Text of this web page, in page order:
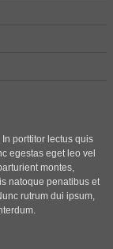
porttitor lectus quis
egestas eget leo vel
montes,
natoque penatibus et
rutrum dui ipsum,